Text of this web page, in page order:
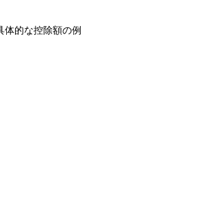
体的な控除額の例